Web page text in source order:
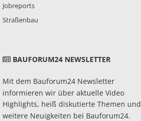
Jobreports
Straßenbau
BAUFORUM24 NEWSLETTER
Mit dem Bauforum24 Newsletter
informieren wir über aktuelle Video
Highlights, heiß diskutierte Themen und
weitere Neuigkeiten bei Bauforum24.